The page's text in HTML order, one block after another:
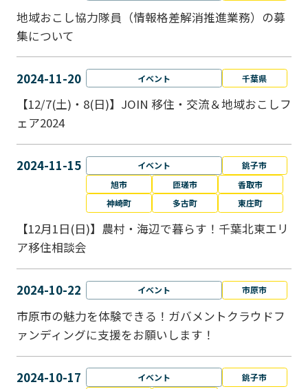
地域おこし協力隊員（情報格差解消推進業務）の募
集について
2024-11-20 イベント 千葉県
【12/7(土)・8(日)】JOIN 移住・交流＆地域おこしフ
ェア2024
2024-11-15 イベント
銚子市
旭市
匝瑳市
香取市
神崎町
多古町 東庄町
【12月1日(日)】農村・海辺で暮らす！千葉北東エリ
ア移住相談会
2024-10-22 イベント 市原市
市原市の魅力を体験できる！ガバメントクラウドフ
ァンディングに支援をお願いします！
2024-10-17 イベント
銚子市